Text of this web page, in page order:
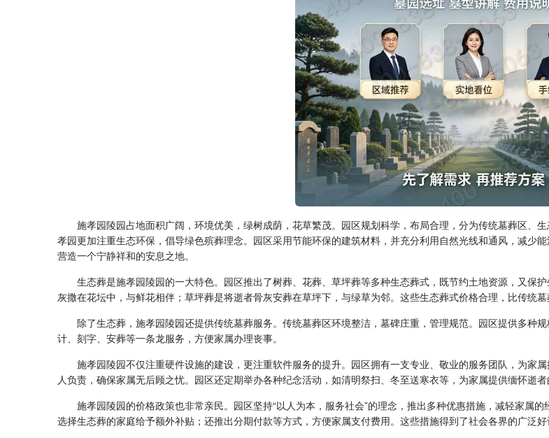
施孝园陵园占地面积广阔，环境优美，绿树成荫，花草繁茂。园区规划科学，布局合理，分为传统墓葬区、
孝园更加注重生态环保，倡导绿色殡葬理念。园区采用节能环保的建筑材料，并充分利用自然光线和通风，减少
营造一个宁静祥和的安息之地。
生态葬是施孝园陵园的一大特色。园区推出了树葬、花葬、草坪葬等多种生态葬式，既节约土地资源，又保
灰撒在花坛中，与鲜花相伴；草坪葬是将逝者骨灰安葬在草坪下，与绿草为邻。这些生态葬式价格合理，比传统
除了生态葬，施孝园陵园还提供传统墓葬服务。传统墓葬区环境整洁，墓碑庄重，管理规范。园区提供多种
计、刻字、安葬等一条龙服务，方便家属办理丧事。
施孝园陵园不仅注重硬件设施的建设，更注重软件服务的提升。园区拥有一支专业、敬业的服务团队，为家
人负责，确保家属无后顾之忧。园区还定期举办各种纪念活动，如清明祭扫、冬至送寒衣等，为家属提供缅怀逝者
施孝园陵园的价格政策也非常亲民。园区坚持“以人为本，服务社会”的理念，推出多种优惠措施，减轻家属
选择生态葬的家庭给予额外补贴；还推出分期付款等方式，方便家属支付费用。这些措施得到了社会各界的广泛好